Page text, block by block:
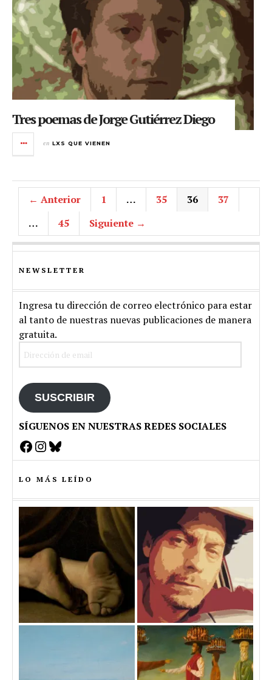
Tres poemas de Jorge Gutiérrez Diego
en LXS QUE VIENEN
← Anterior 1 … 35 36
37
…
45 Siguiente →
NEWSLETTER
Ingresa tu dirección de correo electrónico para estar
al tanto de nuestras nuevas publicaciones de manera
gratuita.
SUSCRIBIR
SÍGUENOS EN NUESTRAS REDES SOCIALES
Facebook
Instagram
Bluesky
LO MÁS LEÍDO